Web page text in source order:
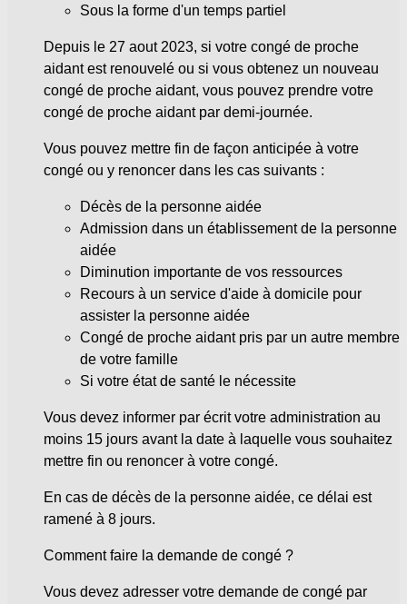
Sous la forme d'un temps partiel
Depuis le 27 aout 2023, si votre congé de proche
aidant est renouvelé ou si vous obtenez un nouveau
congé de proche aidant, vous pouvez prendre votre
congé de proche aidant par demi-journée.
Vous pouvez mettre fin de façon anticipée à votre
congé ou y renoncer dans les cas suivants :
Décès de la personne aidée
Admission dans un établissement de la personne
aidée
Diminution importante de vos ressources
Recours à un service d'aide à domicile pour
assister la personne aidée
Congé de proche aidant pris par un autre membre
de votre famille
Si votre état de santé le nécessite
Vous devez informer par écrit votre administration au
moins 15 jours avant la date à laquelle vous souhaitez
mettre fin ou renoncer à votre congé.
En cas de décès de la personne aidée, ce délai est
ramené à 8 jours.
Comment faire la demande de congé ?
Vous devez adresser votre demande de congé par